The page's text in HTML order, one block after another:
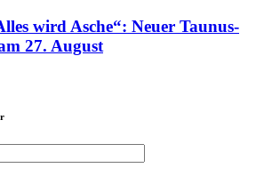
wird Asche“: Neuer Taunus-
27. August